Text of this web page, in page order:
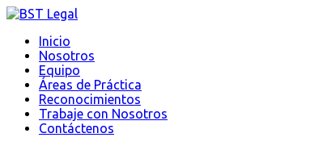
Inicio
Nosotros
Equipo
Áreas de Práctica
Reconocimientos
Trabaje con Nosotros
Contáctenos